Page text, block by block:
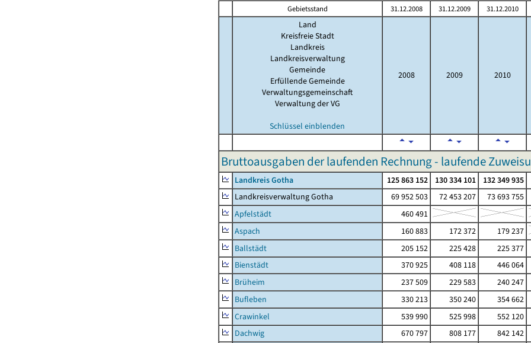
Gebietsstand 31.12.2008 31.12.2009 31.12.2010
Land
Kreisfreie Stadt
Landkreis
Landkreisverwaltung
Gemeinde
Erfüllende Gemeinde
Verwaltungsgemeinschaft
Verwaltung der VG
Schlüssel einblenden
2008 2009 2010
Bruttoausgaben der laufenden Rechnung - laufende
Landkreis Gotha 125 863 152 130 334 101 132 349 935
Landkreisverwaltung Gotha
69 952 503 72 453 207 73 693 755
Apfelstädt
460 491
Aspach
160 883 172 372
179 237
Ballstädt
205 152 225 428 225 377
Bienstädt
370 925 408 118 446 064
Brüheim
237 509 229 583 240 247
Bufleben
330 213 350 240 354 662
Crawinkel
539 990 525 998 552 120
Dachwig
670 797 808 177 842 142